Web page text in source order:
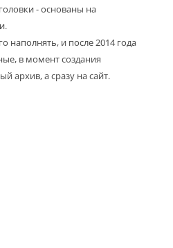
- основаны на
наполнять, и после 2014 года
в момент создания
архив, а сразу на сайт.